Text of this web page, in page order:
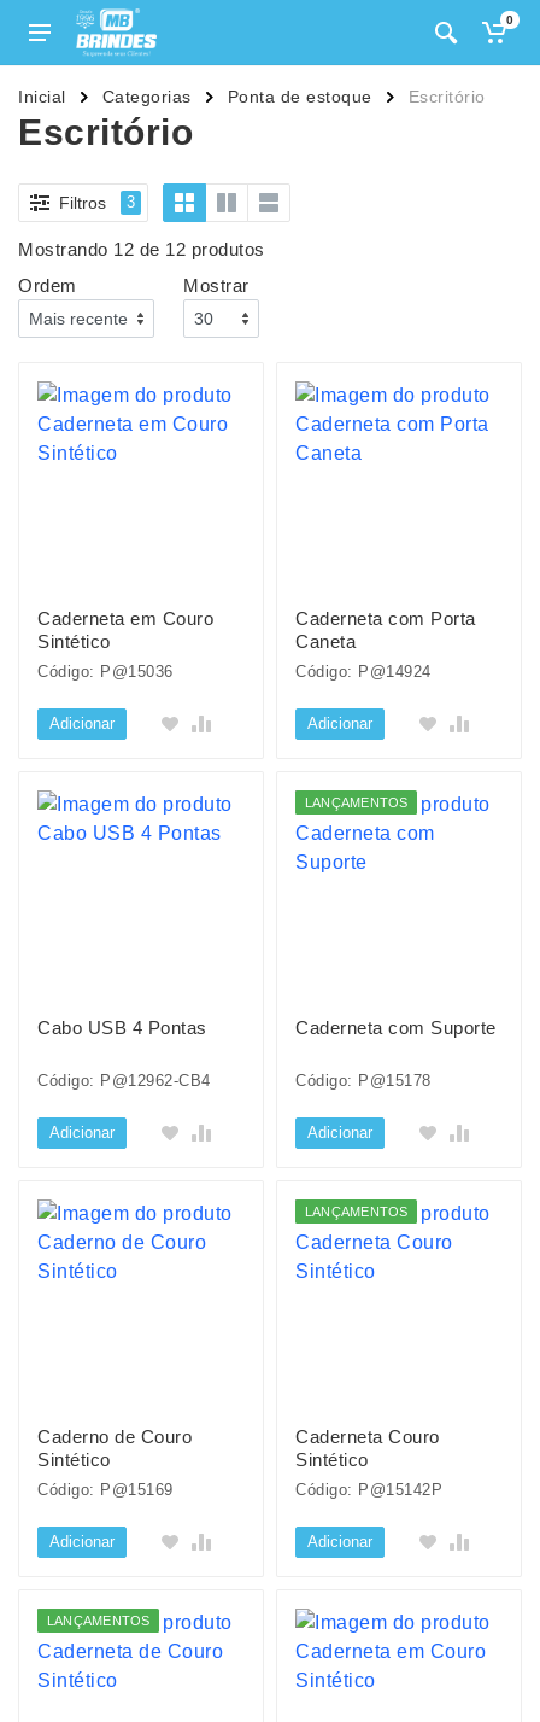
0
Inicial Categorias Ponta de estoque Escritório
Escritório
Filtros 3
Mostrando 12 de 12 produtos
Ordem
Mostrar
Caderneta em Couro
Sintético
Código: P@15036
Adicionar
Caderneta com Porta
Caneta
Código: P@14924
Adicionar
Cabo USB 4 Pontas
Código: P@12962-CB4
Adicionar
LANÇAMENTOS
Caderneta com Suporte
Código: P@15178
Adicionar
Caderno de Couro
Sintético
Código: P@15169
Adicionar
LANÇAMENTOS
Caderneta Couro
Sintético
Código: P@15142P
Adicionar
LANÇAMENTOS